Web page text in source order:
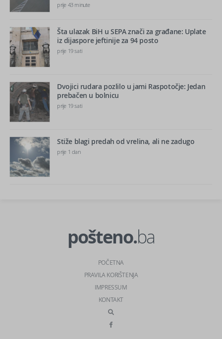
prije 43 minute
Šta ulazak BiH u SEPA znači za građane: Uplate
iz dijaspore jeftinije za 94 posto
prije 19 sati
Dvojici rudara pozlilo u jami Raspotočje: Jedan
prebačen u bolnicu
prije 19 sati
Stiže blagi predah od vrelina, ali ne zadugo
prije 1 dan
pošteno.ba
POČETNA
PRAVILA KORIŠTENJA
IMPRESSUM
KONTAKT